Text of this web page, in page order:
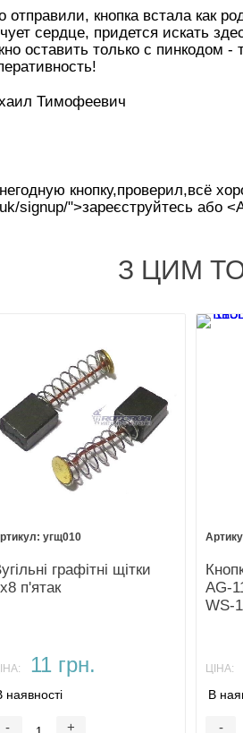
кнопка встала как
сердце, придется искать
оставить только с пинкодом -
Тимофеевич
кнопку,проверил,всё
signup/">зареєструйтесь або
З ЦИМ
угщ010
графітні щітки
п'ятак
11 грн.
наявності
- +
AG-
WS-
ЦІНА:
В
-